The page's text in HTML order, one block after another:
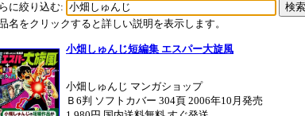
に絞り込む:
名をクリックすると詳しい説明を表示します。
小畑しゅんじ短編集 エスパー大旋風
小畑しゅんじ マンガショップ
Ｂ6判 ソフトカバー 304頁 2006年10月発売